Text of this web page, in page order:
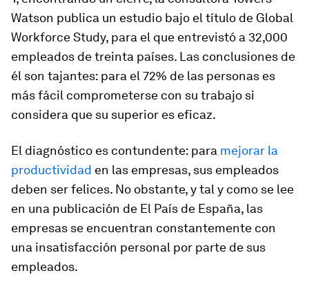
Watson publica un estudio bajo el título de Global
Workforce Study, para el que entrevistó a 32,000
empleados de treinta países. Las conclusiones de
él son tajantes: para el 72% de las personas es
más fácil comprometerse con su trabajo si
considera que su superior es eficaz.
El diagnóstico es contundente: para mejorar la
productividad en las empresas, sus empleados
deben ser felices. No obstante, y tal y como se lee
en una publicación de El País de España, las
empresas se encuentran constantemente con
una insatisfacción personal por parte de sus
empleados.